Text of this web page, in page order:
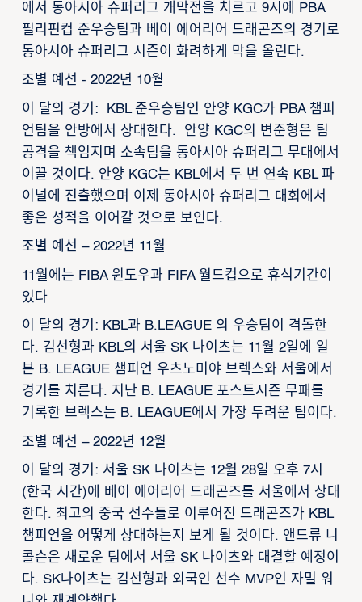
에서 동아시아 슈퍼리그 개막전을 치르고 9시에 PBA
필리핀컵 준우승팀과 베이 에어리어 드래곤즈의 경기로
동아시아 슈퍼리그 시즌이 화려하게 막을 올린다.
조별 예선 - 2022년 10월
이 달의 경기: KBL 준우승팀인 안양 KGC가 PBA 챔피
언팀을 안방에서 상대한다. 안양 KGC의 변준형은 팀
공격을 책임지며 소속팀을 동아시아 슈퍼리그 무대에서
이끌 것이다. 안양 KGC는 KBL에서 두 번 연속 KBL 파
이널에 진출했으며 이제 동아시아 슈퍼리그 대회에서
좋은 성적을 이어갈 것으로 보인다.
조별 예선 – 2022년 11월
11월에는 FIBA 윈도우과 FIFA 월드컵으로 휴식기간이
있다
이 달의 경기: KBL과 B.LEAGUE 의 우승팀이 격돌한
다. 김선형과 KBL의 서울 SK 나이츠는 11월 2일에 일
본 B. LEAGUE 챔피언 우츠노미야 브렉스와 서울에서
경기를 치른다. 지난 B. LEAGUE 포스트시즌 무패를
기록한 브렉스는 B. LEAGUE에서 가장 두려운 팀이다.
조별 예선 – 2022년 12월
이 달의 경기: 서울 SK 나이츠는 12월 28일 오후 7시
(한국 시간)에 베이 에어리어 드래곤즈를 서울에서 상대
한다. 최고의 중국 선수들로 이루어진 드래곤즈가 KBL
챔피언을 어떻게 상대하는지 보게 될 것이다. 앤드류 니
콜슨은 새로운 팀에서 서울 SK 나이츠와 대결할 예정이
다. SK나이츠는 김선형과 외국인 선수 MVP인 자밀 워